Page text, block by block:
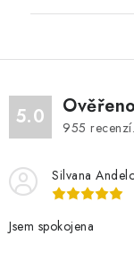
5.0 955 recenzí.
Silvana
Jsem spokojena